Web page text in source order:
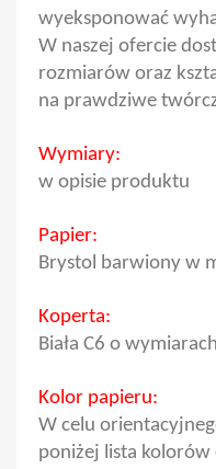
wyeksponować
W naszej ofercie
rozmiarów oraz
na prawdziwe
Wymiary:
w opisie produktu
Papier:
Brystol barwiony w
Koperta:
Biała C6 o
Kolor papieru:
W celu
poniżej lista kolorów